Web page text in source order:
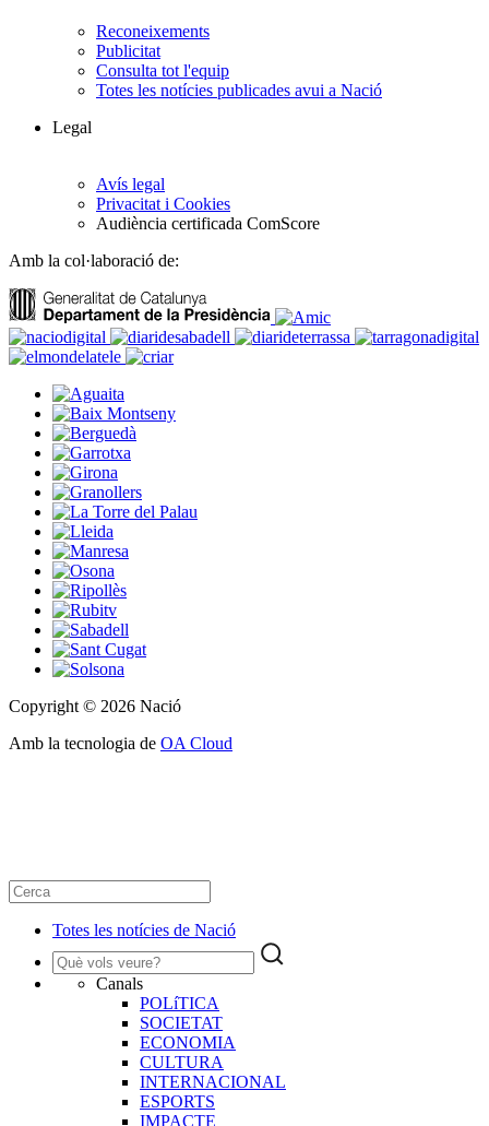
Reconeixements
Publicitat
Consulta tot l'equip
Totes les notícies publicades avui a Nació
Legal
Avís legal
Privacitat i Cookies
Audiència certificada ComScore
Amb la col·laboració de:
Copyright © 2026 Nació
Amb la tecnologia de OA Cloud
Totes les notícies de Nació
Canals
POLíTICA
SOCIETAT
ECONOMIA
CULTURA
INTERNACIONAL
ESPORTS
IMPACTE